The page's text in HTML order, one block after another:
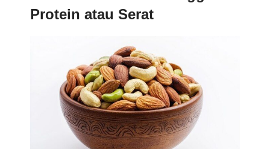
Protein atau Serat